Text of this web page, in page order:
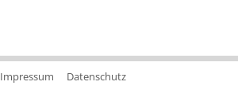
Impressum Datenschutz